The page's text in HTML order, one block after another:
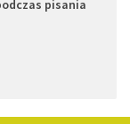
pisania